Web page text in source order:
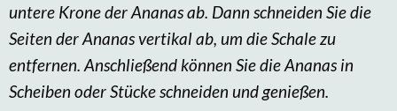
untere Krone der Ananas ab. Dann schneiden Sie die
Seiten der Ananas vertikal ab, um die Schale zu
entfernen. Anschließend können Sie die Ananas in
Scheiben oder Stücke schneiden und genießen.